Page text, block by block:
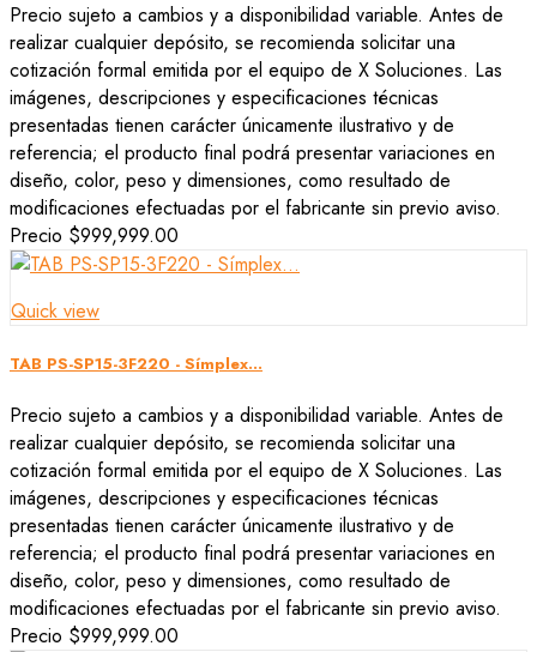
Precio sujeto a cambios y a disponibilidad variable. Antes de
realizar cualquier depósito, se recomienda solicitar una
cotización formal emitida por el equipo de X Soluciones. Las
imágenes, descripciones y especificaciones técnicas
presentadas tienen carácter únicamente ilustrativo y de
referencia; el producto final podrá presentar variaciones en
diseño, color, peso y dimensiones, como resultado de
modificaciones efectuadas por el fabricante sin previo aviso.
Precio $999,999.00
Quick view
TAB PS-SP15-3F220 - Símplex...
Precio sujeto a cambios y a disponibilidad variable. Antes de
realizar cualquier depósito, se recomienda solicitar una
cotización formal emitida por el equipo de X Soluciones. Las
imágenes, descripciones y especificaciones técnicas
presentadas tienen carácter únicamente ilustrativo y de
referencia; el producto final podrá presentar variaciones en
diseño, color, peso y dimensiones, como resultado de
modificaciones efectuadas por el fabricante sin previo aviso.
Precio $999,999.00